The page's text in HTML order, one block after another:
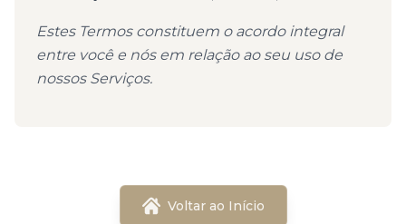
Estes Termos constituem o acordo integral
entre você e nós em relação ao seu uso de
nossos Serviços.
Voltar ao Início